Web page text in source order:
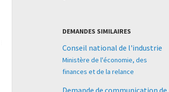
DEMANDES SIMILAIRES
Conseil national de l'industrie
Ministère de l'économie, des
finances et de la relance
Demande de communication de